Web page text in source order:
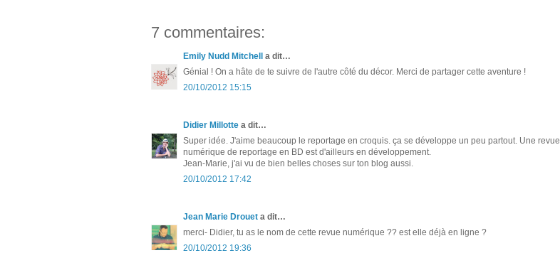
7 commentaires:
Emily Nudd Mitchell
a dit…
Génial ! On a hâte de te suivre de l'autre côté du décor. Merci de partager cette aventure !
20/10/2012 15:15
Didier Millotte a dit…
Super idée. J'aime beaucoup le reportage en croquis. ça se développe un peu partout. Une revue
numérique de reportage en BD est d'ailleurs en développement.
Jean-Marie, j'ai vu de bien belles choses sur ton blog aussi.
20/10/2012 17:42
Jean Marie Drouet a dit…
merci- Didier, tu as le nom de cette revue numérique ?? est elle déjà en ligne ?
20/10/2012 19:36